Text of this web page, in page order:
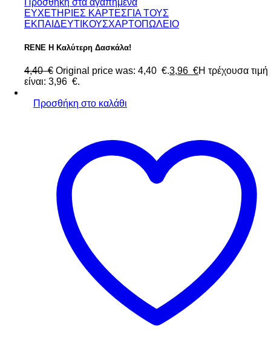
Προσθήκη στα αγαπημένα
ΕΥΧΕΤΗΡΙΕΣ ΚΑΡΤΕΣΓΙΑ ΤΟΥΣ
ΕΚΠΑΙΔΕΥΤΙΚΟΥΣΧΑΡΤΟΠΩΛΕΙΟ
RENE Η Καλύτερη Δασκάλα!
4,40 € Original price was: 4,40 €.3,96 €Η τρέχουσα τιμή
είναι: 3,96 €.
Προσθήκη στο καλάθι